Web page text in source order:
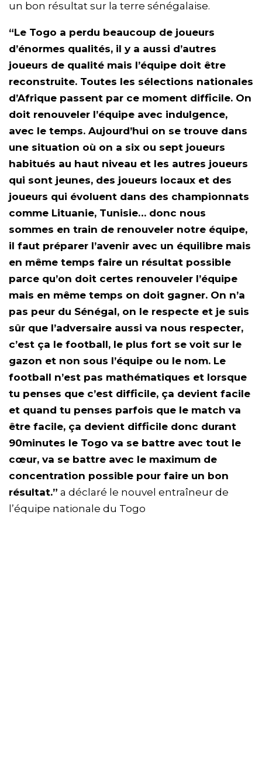
un bon résultat sur la terre sénégalaise.
“Le Togo a perdu beaucoup de joueurs
d’énormes qualités, il y a aussi d’autres
joueurs de qualité mais l’équipe doit être
reconstruite. Toutes les sélections nationales
d’Afrique passent par ce moment difficile. On
doit renouveler l’équipe avec indulgence,
avec le temps. Aujourd’hui on se trouve dans
une situation où on a six ou sept joueurs
habitués au haut niveau et les autres joueurs
qui sont jeunes, des joueurs locaux et des
joueurs qui évoluent dans des championnats
comme Lituanie, Tunisie… donc nous
sommes en train de renouveler notre équipe,
il faut préparer l’avenir avec un équilibre mais
en même temps faire un résultat possible
parce qu’on doit certes renouveler l’équipe
mais en même temps on doit gagner. On n’a
pas peur du Sénégal, on le respecte et je suis
sûr que l’adversaire aussi va nous respecter,
c’est ça le football, le plus fort se voit sur le
gazon et non sous l’équipe ou le nom. Le
football n’est pas mathématiques et lorsque
tu penses que c’est difficile, ça devient facile
et quand tu penses parfois que le match va
être facile, ça devient difficile donc durant
90minutes le Togo va se battre avec tout le
cœur, va se battre avec le maximum de
concentration possible pour faire un bon
résultat.” a déclaré le nouvel entraîneur de
l’équipe nationale du Togo